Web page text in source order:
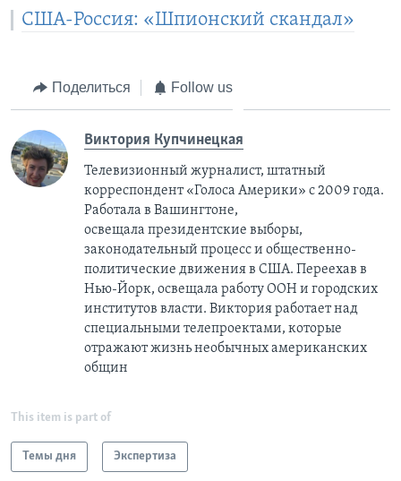
США-Россия: «Шпионский скандал»
Поделиться Follow us
Виктория Купчинецкая
Телевизионный журналист, штатный
корреспондент «Голоса Америки» с 2009 года.
Работала в Вашингтоне,
освещала президентские выборы,
законодательный процесс и общественно-
политические движения в США. Переехав в
Нью-Йорк, освещала работу ООН и городских
институтов власти. Виктория работает над
специальными телепроектами, которые
отражают жизнь необычных американских
общин
This item is part of
Темы дня Экспертиза